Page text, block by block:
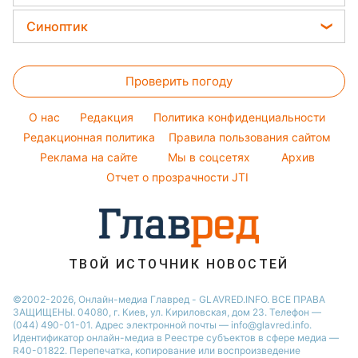
Новости Черкассы
Новости Житомира
Филипп Киркоров
Елена Зеленская
Ани Лорак
Алла Пугачева
Максим Галкин
Настя Каменских
Легкие десерты
Праздничное меню
Уборка
Авто
Стирка
Комнатные растения
Цены на продукты
Денежная помощь
Курс валют
Синоптик
Магнитные бури
Погода на сегодня
Погода на завтра
Пылевая буря
Проверить погоду
O нас Редакция
Политика конфиденциальности
Редакционная политика
Правила пользования сайтом
Реклама на сайте
Мы в соцсетях
Архив
Отчет о прозрачности JTI
ТВОЙ ИСТОЧНИК НОВОСТЕЙ
©2002-2026, Онлайн-медиа Главред - GLAVRED.INFO. ВСЕ ПРАВА
ЗАЩИЩЕНЫ. 04080, г. Киев, ул. Кириловская, дом 23. Телефон —
(044) 490-01-01. Адрес электронной почты — info@glavred.info.
Идентификатор онлайн-медиа в Реестре cубъектов в сфере медиа —
R40-01822. Перепечатка, копирование или воспроизведение